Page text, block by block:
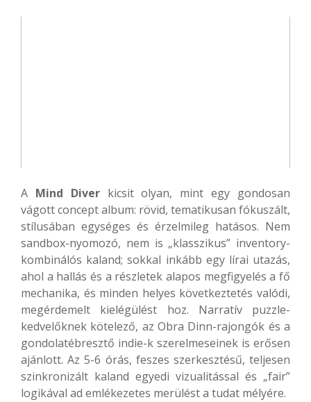
A Mind Diverkicsit olyan, mint egy gondosan
vágott concept album: rövid, tematikusan fókuszált,
stílusában egységes és érzelmileg hatásos. Nem
sandbox-nyomozó, nem is „klasszikus” inventory-
kombinálós kaland; sokkal inkább egy lírai utazás,
ahol a hallás és a részletek alapos megfigyelés a fő
mechanika, és minden helyes következtetés valódi,
megérdemelt kielégülést hoz. Narratív puzzle-
kedvelőknek kötelező, az Obra Dinn-rajongók és a
gondolatébresztő indie-k szerelmeseinek is erősen
ajánlott. Az 5-6 órás, feszes szerkesztésű, teljesen
szinkronizált kaland egyedi vizualitással és „fair”
logikával ad emlékezetes merülést a tudat mélyére.